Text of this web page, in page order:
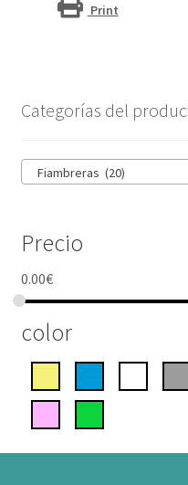
Print
Categorías del
Fiambreras (20)
Precio
0.00€
color